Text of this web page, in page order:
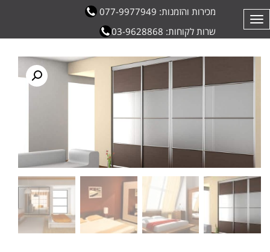
מכירות והזמנות: 077-9977949
שרות לקוחות: 03-9628868
תפריט